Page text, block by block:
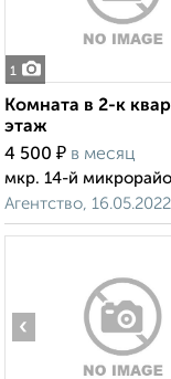
1
Комната в 2-к
этаж
4 500 ₽ в месяц
мкр. 14-й
Агентство, 16.05.2022
‹